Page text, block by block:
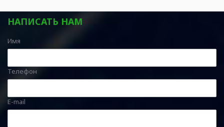
НАПИСАТЬ НАМ
Имя
Телефон
E-mail